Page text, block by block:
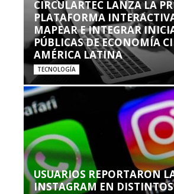
CIRCULARTEC LANZA LA
PLATAFORMA
MAPEAR E INTEGRAR
PÚBLICAS DE ECONOMÍA
AMÉRICA LATINA
TECNOLOGÍA
USUARIOS REPORTARON
INSTAGRAM EN DISTINTOS